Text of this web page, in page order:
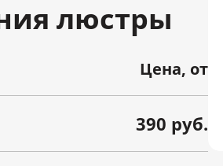
люстры
Цена, от
390 руб.